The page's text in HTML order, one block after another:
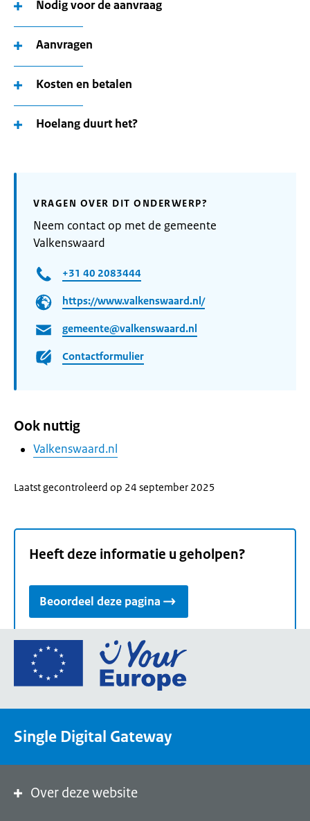
Nodig voor de aanvraag
Aanvragen
Kosten en betalen
Hoelang duurt het?
VRAGEN OVER DIT ONDERWERP?
Neem contact op met de gemeente
Valkenswaard
+31 40 2083444
https://www.valkenswaard.nl/
gemeente@valkenswaard.nl
Contactformulier
Ook nuttig
Valkenswaard.nl
Laatst gecontroleerd op 24 september 2025
Heeft deze informatie u geholpen?
Beoordeel deze pagina
Ga
de
een
Single Digital Gateway
Over deze website